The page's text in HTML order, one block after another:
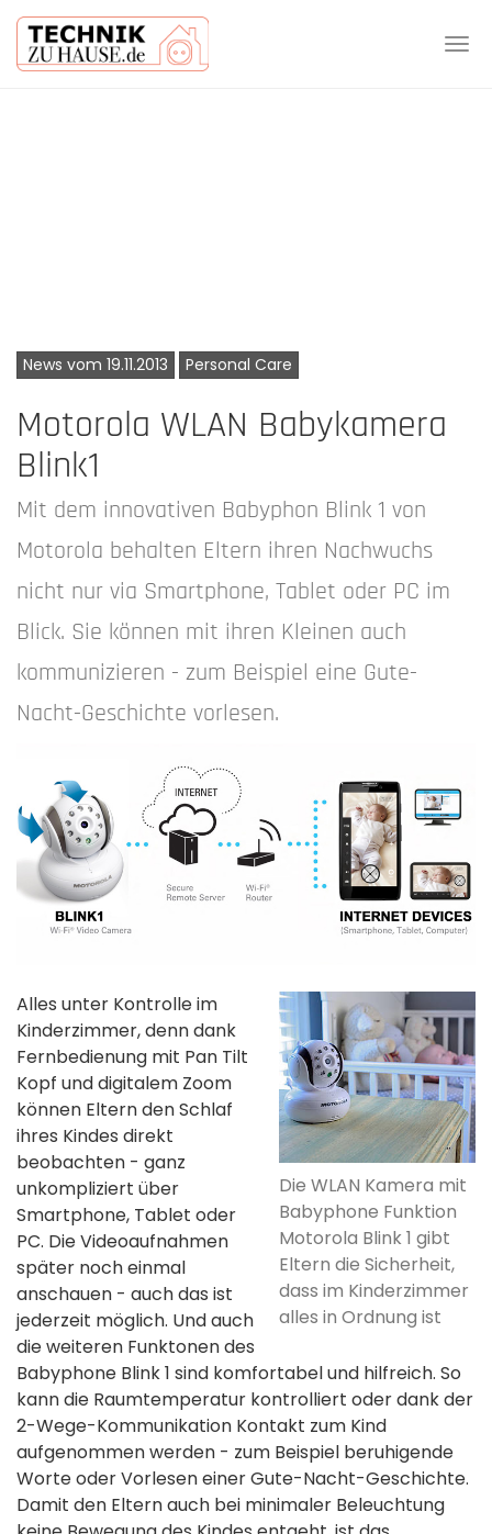
News vom 19.11.2013 Personal Care
Motorola WLAN Babykamera
Blink1
Mit dem innovativen Babyphon Blink 1 von
Motorola behalten Eltern ihren Nachwuchs
nicht nur via Smartphone, Tablet oder PC im
Blick. Sie können mit ihren Kleinen auch
kommunizieren - zum Beispiel eine Gute-
Nacht-Geschichte vorlesen.
Die WLAN Kamera mit
Babyphone Funktion
Motorola Blink 1 gibt
Eltern die Sicherheit,
dass im Kinderzimmer
alles in Ordnung ist
Alles unter Kontrolle im
Kinderzimmer, denn dank
Fernbedienung mit Pan Tilt
Kopf und digitalem Zoom
können Eltern den Schlaf
ihres Kindes direkt
beobachten - ganz
unkompliziert über
Smartphone, Tablet oder
PC. Die Videoaufnahmen
später noch einmal
anschauen - auch das ist
jederzeit möglich. Und auch
die weiteren Funktonen des
Babyphone Blink 1 sind komfortabel und hilfreich. So
kann die Raumtemperatur kontrolliert oder dank der
2-Wege-Kommunikation Kontakt zum Kind
aufgenommen werden - zum Beispiel beruhigende
Worte oder Vorlesen einer Gute-Nacht-Geschichte.
Damit den Eltern auch bei minimaler Beleuchtung